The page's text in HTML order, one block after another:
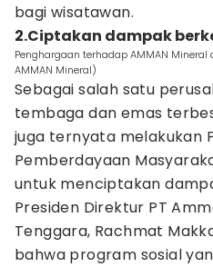
bagi wisatawan.
2.Ciptakan dampak
Penghargaan terhadap AMMAN Mineral
AMMAN Mineral)
Sebagai salah satu
tembaga dan emas
juga ternyata melakukan
Pemberdayaan
untuk menciptakan
Presiden Direktur PT
Tenggara, Rachmat
bahwa program sosial